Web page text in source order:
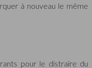
à nouveau le même
pour le distraire du